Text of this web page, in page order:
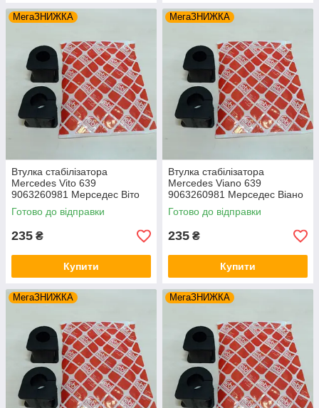
МегаЗНИЖКА
Втулка стабілізатора
Mercedes Vito 639
9063260981 Мерседес Віто
(2003-) Передня. Febi
Німеччина
Готово до відправки
235 ₴
Купити
МегаЗНИЖКА
Втулка стабілізатора
Mercedes Viano 639
9063260981 Мерседес Віано
(2003-) Передня. Febi
Готово до відправки
235 ₴
Купити
МегаЗНИЖКА МегаЗНИЖКА